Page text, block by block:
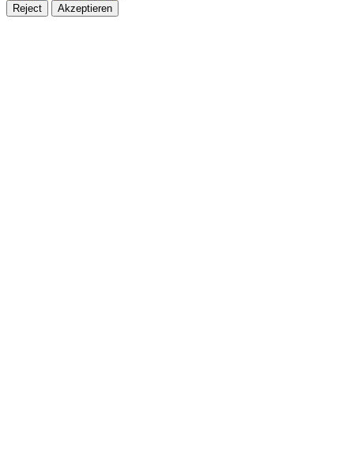
Reject Akzeptieren